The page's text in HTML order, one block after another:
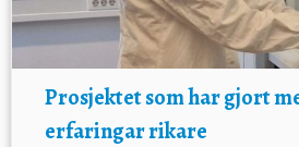
Prosjektet som har gjort
erfaringar rikare